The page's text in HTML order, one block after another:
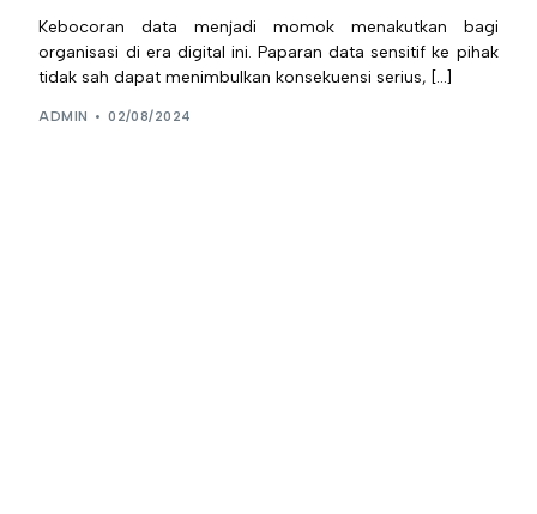
Kebocoran data menjadi momok menakutkan bagi
organisasi di era digital ini. Paparan data sensitif ke pihak
tidak sah dapat menimbulkan konsekuensi serius, […]
ADMIN 02/08/2024